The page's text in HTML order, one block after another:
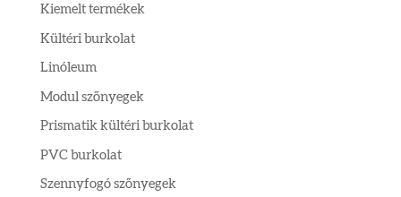
Kiemelt termékek
Kültéri burkolat
Linóleum
Modul szőnyegek
Prismatik kültéri burkolat
PVC burkolat
Szennyfogó szőnyegek